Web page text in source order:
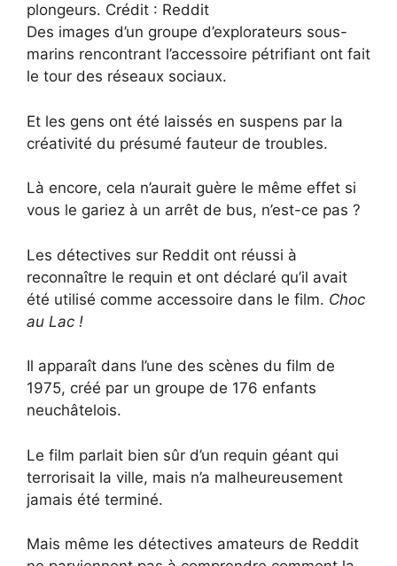
plongeurs. Crédit : Reddit
Des images d’un groupe d’explorateurs sous-
marins rencontrant l’accessoire pétrifiant ont fait
le tour des réseaux sociaux.
Et les gens ont été laissés en suspens par la
créativité du présumé fauteur de troubles.
Là encore, cela n’aurait guère le même effet si
vous le gariez à un arrêt de bus, n’est-ce pas ?
Les détectives sur Reddit ont réussi à
reconnaître le requin et ont déclaré qu’il avait
été utilisé comme accessoire dans le film. Choc
au Lac !
Il apparaît dans l’une des scènes du film de
1975, créé par un groupe de 176 enfants
neuchâtelois.
Le film parlait bien sûr d’un requin géant qui
terrorisait la ville, mais n’a malheureusement
jamais été terminé.
Mais même les détectives amateurs de Reddit